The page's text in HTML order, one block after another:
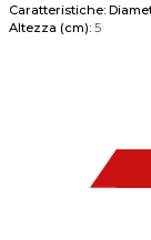
Caratteristiche:
Altezza (cm): 5